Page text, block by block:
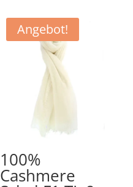
259,90 €
Angebot!
100%
Cashmere